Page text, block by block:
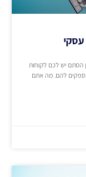
הסתם יש לכם לקוחות
להם. מה אתם